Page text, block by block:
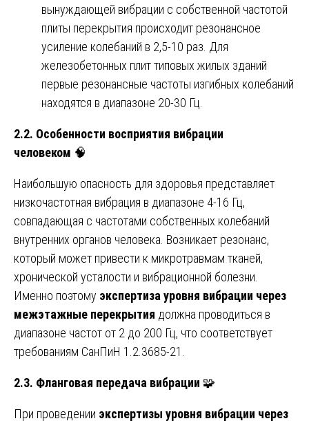
вынуждающей вибрации с собственной частотой
плиты перекрытия происходит резонансное
усиление колебаний в 2,5-10 раз. Для
железобетонных плит типовых жилых зданий
первые резонансные частоты изгибных колебаний
находятся в диапазоне 20-30 Гц.
2.2. Особенности восприятия вибрации
человеком 🧠
Наибольшую опасность для здоровья представляет
низкочастотная вибрация в диапазоне 4-16 Гц,
совпадающая с частотами собственных колебаний
внутренних органов человека. Возникает резонанс,
который может привести к микротравмам тканей,
хронической усталости и вибрационной болезни.
Именно поэтому экспертиза уровня вибрации через
межэтажные перекрытия должна проводиться в
диапазоне частот от 2 до 200 Гц, что соответствует
требованиям СанПиН 1.2.3685-21.
2.3. Фланговая передача вибрации 🧩
При проведении экспертизы уровня вибрации через